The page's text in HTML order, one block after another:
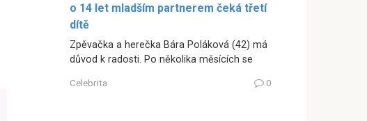
o 14 let mladším partnerem čeká třetí
dítě
Zpěvačka a herečka Bára Poláková (42) má
důvod k radosti. Po několika měsících se
Celebrita 0